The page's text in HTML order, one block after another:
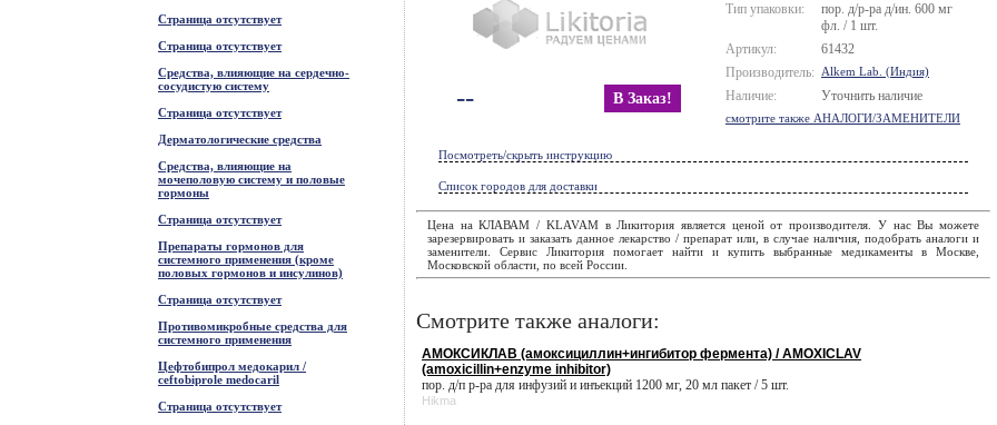
Страница отсутствует
Страница отсутствует
Средства, влияющие на сердечно-
сосудистую систему
Страница отсутствует
Дерматологические средства
Средства, влияющие на
мочеполовую систему и половые
гормоны
Страница отсутствует
Препараты гормонов для
системного применения (кроме
половых гормонов и инсулинов)
Страница отсутствует
Противомикробные средства для
системного применения
Цефтобипрол медокарил /
ceftobiprole medocaril
Страница отсутствует
-- В Заказ!
Тип упаковки:
пор. д/р-ра д/ин. 600 мг
фл. / 1 шт.
Артикул:
61432
Производитель:
Alkem Lab. (Индия)
Наличие: Уточнить наличие
смотрите также АНАЛОГИ/ЗАМЕНИТЕЛИ
Посмотреть/скрыть инструкцию
Список городов для доставки
Цена на КЛАВАМ / KLAVAM в Ликитория является ценой от производителя. У нас Вы можете
зарезервировать и заказать данное лекарство / препарат или, в случае наличия, подобрать аналоги и
заменители. Сервис Ликитория помогает найти и купить выбранные медикаменты в Москве,
Московской области, по всей России.
Смотрите также аналоги:
АМОКСИКЛАВ (амоксициллин+ингибитор фермента) / AMOXICLAV
(amoxicillin+enzyme inhibitor)
пор. д/п р-ра для инфузий и инъекций 1200 мг, 20 мл пакет / 5 шт.
Hikma